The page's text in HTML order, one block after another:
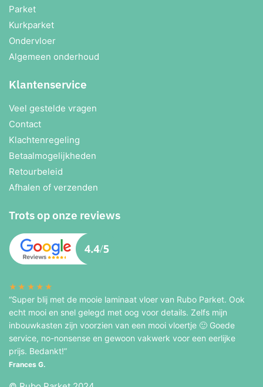
Parket
Kurkparket
Ondervloer
Algemeen onderhoud
Klantenservice
Veel gestelde vragen
Contact
Klachtenregeling
Betaalmogelijkheden
Retourbeleid
Afhalen of verzenden
Trots op onze reviews
★★★★★
“Super blij met de mooie laminaat vloer van Rubo Parket. Ook
echt mooi en snel gelegd met oog voor details. Zelfs mijn
inbouwkasten zijn voorzien van een mooi vloertje 🙂 Goede
service, no-nonsense en gewoon vakwerk voor een eerlijke
prijs. Bedankt!”
Frances G.